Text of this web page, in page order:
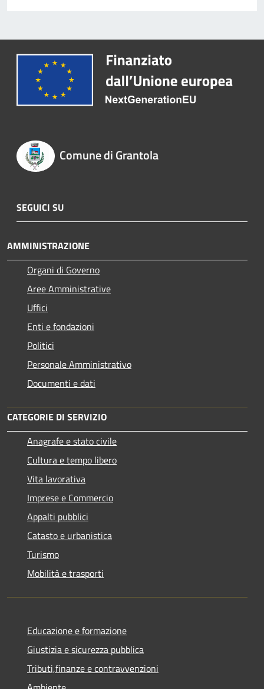
Comune di Grantola
SEGUICI SU
AMMINISTRAZIONE
Organi di Governo
Aree Amministrative
Uffici
Enti e fondazioni
Politici
Personale Amministrativo
Documenti e dati
CATEGORIE DI SERVIZIO
Anagrafe e stato civile
Cultura e tempo libero
Vita lavorativa
Imprese e Commercio
Appalti pubblici
Catasto e urbanistica
Turismo
Mobilità e trasporti
Educazione e formazione
Giustizia e sicurezza pubblica
Tributi,finanze e contravvenzioni